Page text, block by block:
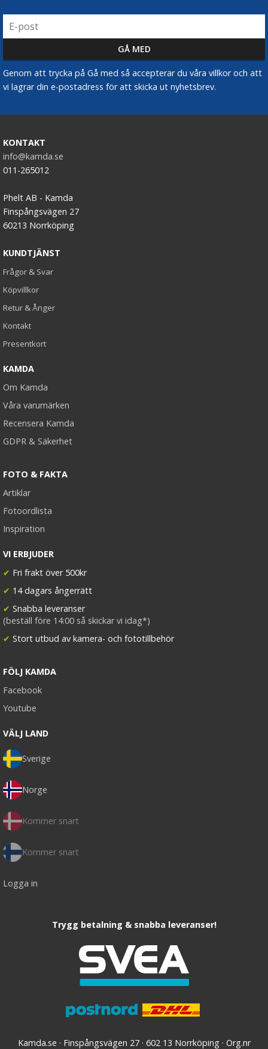
Genom att trycka på Gå med så accepterar du våra villkor och att
vi lagrar din e-postadress för att skicka ut nyhetsbrev.
KONTAKT
info@kamda.se
011-265012
Phelt AB - Kamda
Finspångsvägen 27
60213 Norrköping
KUNDTJÄNST
Frågor & Svar
Köpvillkor
Retur & Ånger
Kontakt
Presentkort
KAMDA
Om Kamda
Våra varumärken
Recensera Kamda
GDPR & Säkerhet
FOTO & FAKTA
Artiklar
Fotoordlista
Inspiration
VI ERBJUDER
✔ Fri frakt över 500kr
✔ 14 dagars ångerrätt
✔ Snabba leveranser
(beställ före 14:00 så skickar vi idag*)
✔ Stort utbud av kamera- och fototillbehör
FÖLJ KAMDA
Facebook
Youtube
VÄLJ LAND
Sverige
Norge
Kommer snart
Kommer snart
Logga in
Trygg betalning & snabba leveranser!
Kamda.se · Finspångsvägen 27 · 602 13 Norrköping · Org.nr